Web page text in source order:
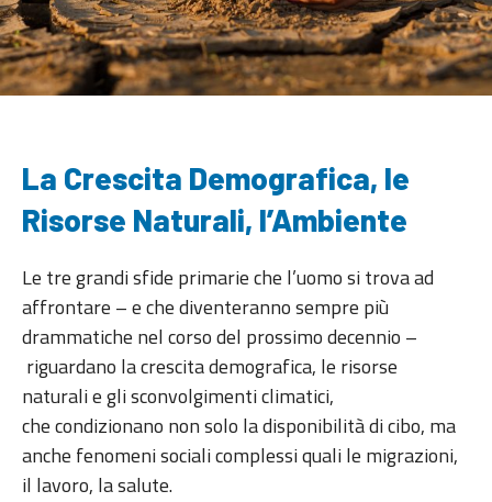
La Crescita Demografica, le
Risorse Naturali, l’Ambiente
Le tre grandi sfide primarie che l’uomo si trova ad
affrontare – e che diventeranno sempre più
drammatiche nel corso del prossimo decennio –
riguardano la crescita demografica, le risorse
naturali e gli sconvolgimenti climatici,
che condizionano non solo la disponibilità di cibo, ma
anche fenomeni sociali complessi quali le migrazioni,
il lavoro, la salute.